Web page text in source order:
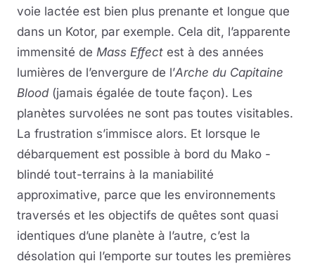
voie lactée est bien plus prenante et longue que
dans un Kotor, par exemple. Cela dit, l’apparente
immensité de Mass Effect est à des années
lumières de l’envergure de l’Arche du Capitaine
Blood (jamais égalée de toute façon). Les
planètes survolées ne sont pas toutes visitables.
La frustration s’immisce alors. Et lorsque le
débarquement est possible à bord du Mako -
blindé tout-terrains à la maniabilité
approximative, parce que les environnements
traversés et les objectifs de quêtes sont quasi
identiques d’une planète à l’autre, c’est la
désolation qui l’emporte sur toutes les premières